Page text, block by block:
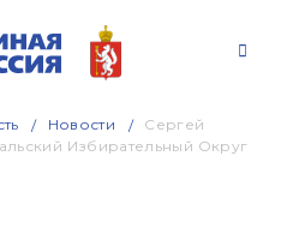
Новости
Сергей
Избирательный Округ